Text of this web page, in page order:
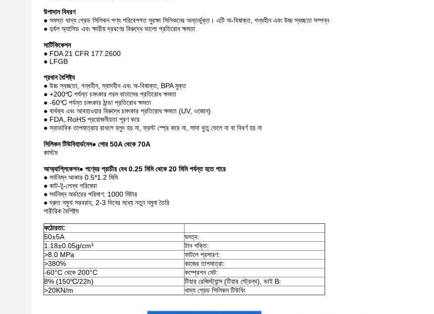
উপাদান বিবরণ
● সমস্ত খাদ্য গ্রেড সিলিকন পণ্য পরিবেশগত সুরক্ষা সিলিকনের অন্তর্ভুক্ত। এটি অ-বিষাক্ত, গন্ধহীন এবং উচ্চ স্বচ্ছতা সম্পন্ন
● দুর্বল অ্যাসিড এবং ক্ষারীয় দ্রবণের বিরুদ্ধে ভালো প্রতিরোধ ক্ষমতা
সার্টিফিকেশন
● FDA 21 CFR 177.2600
● LFGB
প্রধান বৈশিষ্ট্য
● উচ্চ স্বচ্ছতা, গন্ধহীন, স্বাদহীন এবং অ-বিষাক্ত, BPA মুক্ত
● +200℃ পর্যন্ত চমৎকার গরম বাতাসের প্রতিরোধ ক্ষমতা
● -60℃ পর্যন্ত চমৎকার ঠান্ডা প্রতিরোধ ক্ষমতা
● বার্ধক্য এবং আবহাওয়ার বিরুদ্ধে চমৎকার প্রতিরোধ ক্ষমতা (UV, ওজোন)
● FDA, RoHS প্রয়োজনীয়তা পূরণ করে
● স্বাভাবিক তাপমাত্রায় রাখলে হলুদ হয় না, ফ্রস্ট স্প্রে করে না, সাদা থুতু ফেলে না বা বিবর্ণ হয় না
সিলিকনটিউবিহার্ডনেস● শোর 50A থেকে 70A
কাস্টম
আঅ্যাপ্লিকেশন● পণ্যের প্রাচীর বেধ 0.25 মিমি থেকে 20 মিমি পর্যন্ত হতে পারে
● সর্বনিম্ন আকার 0.5*1.2 মিমি
● কাট-টু-লেন্থ পরিষেবা
● সর্বনিম্ন অর্ডারের পরিমাণ: 1000 মিটার
● দ্রুত নমুনা সরবরাহ, 2-3 দিনের মধ্যে নতুন নমুনা তৈরি
শারীরিক বৈশিষ্ট্য
কঠোরতা:
50±5A
ঘনত্ব:
1.18±0.05g/cm³
টান শক্তি:
>8.0 MPa
ফাটলে প্রসারণ:
>380%
কাজের তাপমাত্রা:
-60°C থেকে 200°C
কম্প্রেশন সেট:
8% (150℃/22h)
টিয়ার রেজিস্ট্যান্স (টিয়ার স্ট্রেন্থ), ডাই B:
>20KN/m
খাদ্য গ্রেড সিলিকন টিউবিং